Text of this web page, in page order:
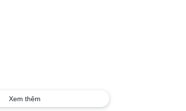
Xem thêm